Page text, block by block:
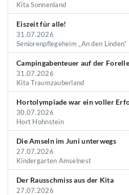
Kita Sonnenland
Eiszeit für alle!
31.07.2026
Seniorenpflegeheim „An den
Campingabenteuer auf der
31.07.2026
Kita Traumzauberland
Hortolympiade war ein voller
30.07.2026
Hort Hohnstein
Die Amseln im Juni unterwegs
27.07.2026
Kindergarten Amselnest
Der Rausschmiss aus der Kita
27.07.2026